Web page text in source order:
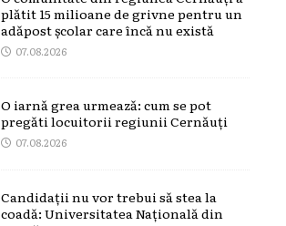
plătit 15 milioane de grivne pentru un
adăpost școlar care încă nu există
07.08.2026
O iarnă grea urmează: cum se pot
pregăti locuitorii regiunii Cernăuți
07.08.2026
Candidații nu vor trebui să stea la
coadă: Universitatea Națională din